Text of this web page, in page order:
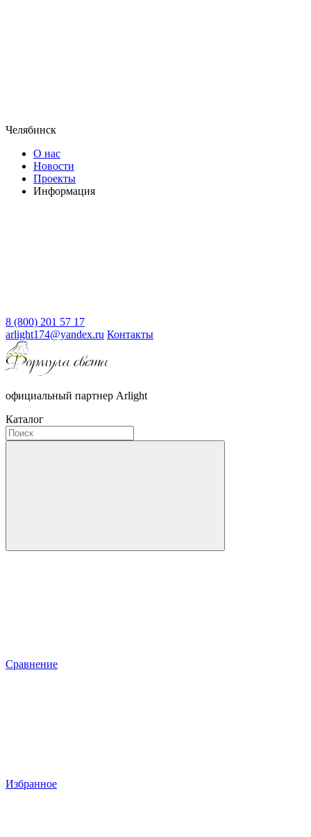
Челябинск
О нас
Новости
Проекты
Информация
8 (800) 201 57 17
arlight174@yandex.ru Контакты
официальный партнер Arlight
Каталог
Сравнение
Избранное